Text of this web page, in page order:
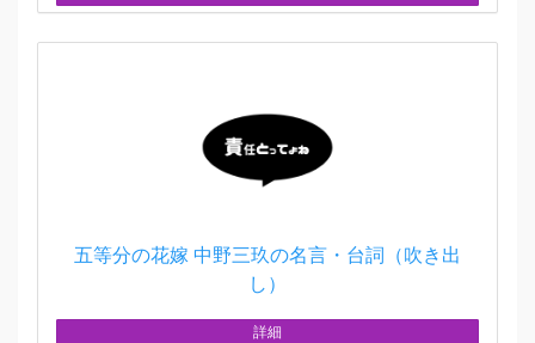
五等分の花嫁 中野三玖の名言・台詞（吹き出
し）
詳細